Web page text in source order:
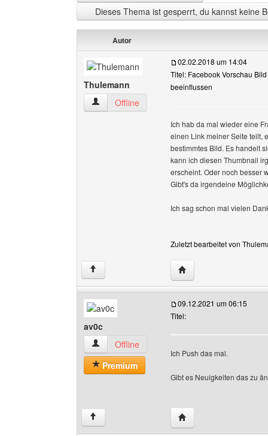
Dieses Thema ist gesperrt, du kannst keine
Autor
Thulemann
Thulemann Benutzer-Profile anzeigen
Offline
02.02.2018 um 14:04
Titel: Facebook Vorschau
beeinflussen
Ich hab da mal wieder eine
einen Link meiner Seite teilt,
bestimmtes Bild. Es handelt
kann ich diesen Thumbnail
erscheint. Oder noch besser
Gibt's da irgendeine
Ich sag schon mal vielen
Zuletzt bearbeitet von
↑ Website dieses
av0c
av0c Benutzer-Profile anzeigen
Offline
Premium
09.12.2021 um 06:15
Titel:
Ich Push das mal.
Gibt es Neuigkeiten das zu
↑ Website dieses